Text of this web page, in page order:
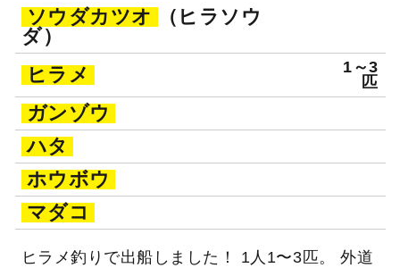
ソウダカツオ
（ヒラソウ
ダ）
ヒラメ
1～3
匹
ガンゾウ
ハタ
ホウボウ
マダコ
ヒラメ釣りで出船しました！ 1人1〜3匹。 外道